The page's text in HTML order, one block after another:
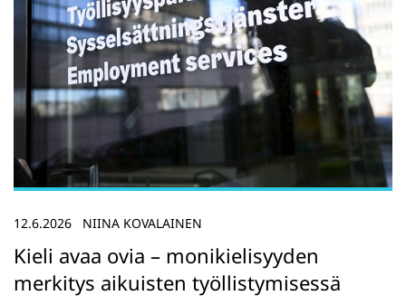
Kieli avaa ovia – monikielisyyden
merkitys aikuisten työllistymisessä
12.6.2026 NIINA KOVALAINEN